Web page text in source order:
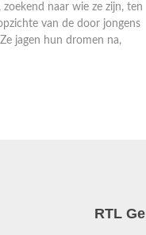
naar wie ze zijn, ten
van de door jongens
jagen hun dromen na,
RTL